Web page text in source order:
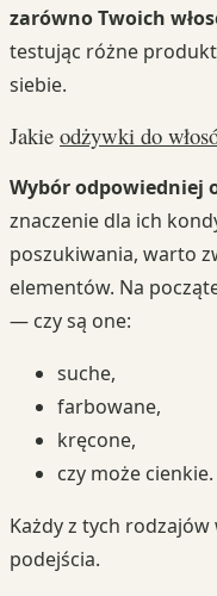
zarówno Twoich
testując różne
siebie.
Jakie odżywki do
Wybór odpowiedniej
znaczenie dla ich
poszukiwania, warto
elementów. Na
— czy są one:
suche,
farbowane,
kręcone,
czy może cienkie.
Każdy z tych
podejścia.